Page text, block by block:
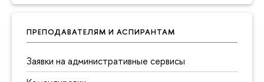
ПРЕПОДАВАТЕЛЯМ И АСПИРАНТАМ
Заявки на административные сервисы